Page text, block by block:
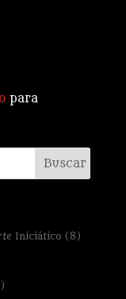
para
Iniciático (8)